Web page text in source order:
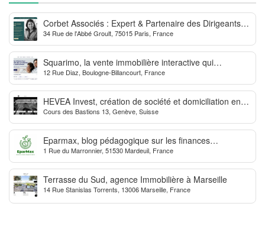
Corbet Associés : Expert & Partenaire des Dirigeants
d’Entreprise
34 Rue de l'Abbé Groult, 75015 Paris, France
Squarimo, la vente immobilière interactive qui
dynamise les transactions
12 Rue Diaz, Boulogne-Billancourt, France
HEVEA Invest, création de société et domiciliation en
Suisse
Cours des Bastions 13, Genève, Suisse
Eparmax, blog pédagogique sur les finances
personnelles
1 Rue du Marronnier, 51530 Mardeuil, France
Terrasse du Sud, agence Immobilière à Marseille
14 Rue Stanislas Torrents, 13006 Marseille, France